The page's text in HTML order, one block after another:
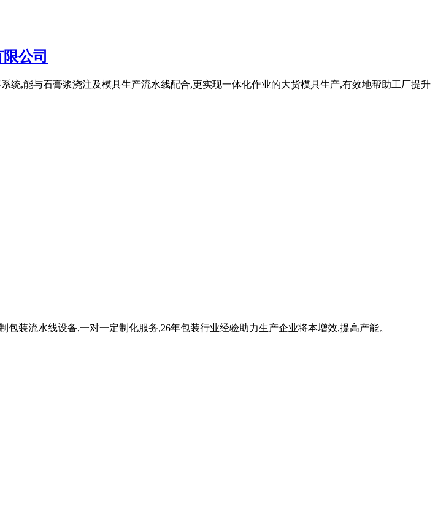
公司
统,能与石膏浆浇注及模具生产流水线配合,更实现一体化作业的大货模具生产,有效地帮助工厂提升
装流水线设备,一对一定制化服务,26年包装行业经验助力生产企业将本增效,提高产能。